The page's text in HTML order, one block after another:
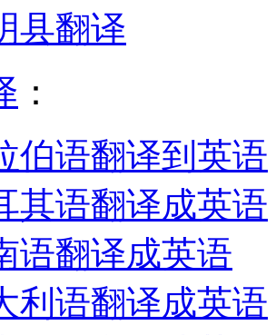
县翻译
：
伯语翻译到英语
其语翻译成英语
语翻译成英语
利语翻译成英语